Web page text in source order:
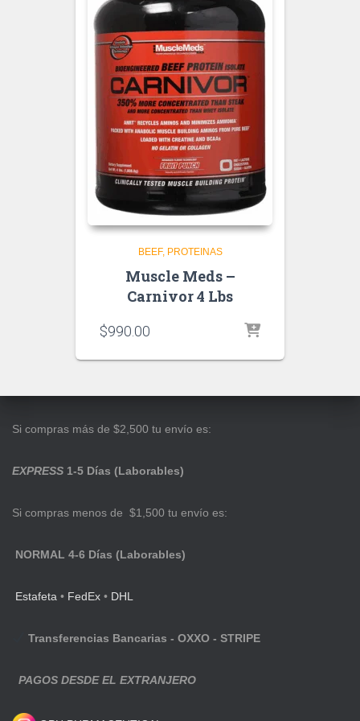
BEEF PROTEINAS
Muscle Meds –
Carnivor 4 Lbs
$990.00
Si compras más de $2,500 tu envío es:
EXPRESS 1-5 Días (Laborables)
Si compras menos de $1,500 tu envío es:
NORMAL 4-6 Días (Laborables)
Estafeta • FedEx • DHL
Transferencias Bancarias - OXXO - STRIPE
PAGOS DESDE EL EXTRANJERO